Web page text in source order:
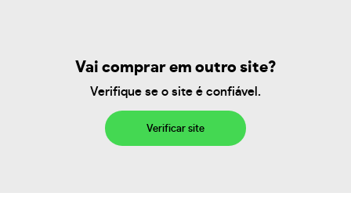
Vai comprar em outro site?
Verifique se o site é confiável.
Verificar site